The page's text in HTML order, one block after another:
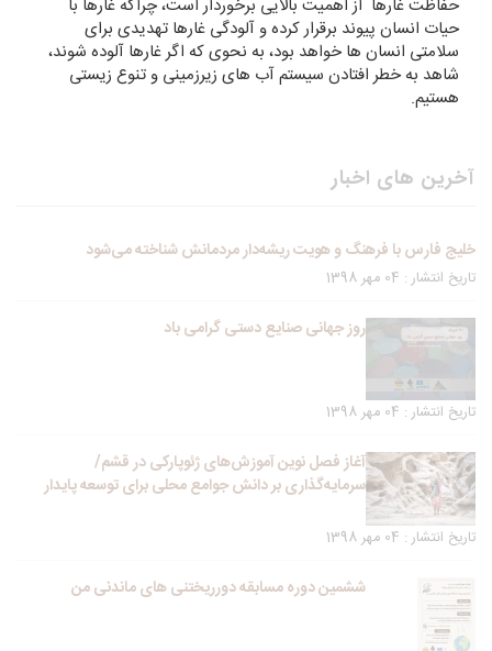
حفاظت غارها از اهمیت بالایی برخوردار است، چراکه غارها با
حیات انسان پیوند برقرار کرده و آلودگی غارها تهدیدی برای
سلامتی انسان ها خواهد بود، به نحوی که اگر غارها آلوده شوند،
شاهد به خطر افتادن سیستم آب های زیرزمینی و تنوع زیستی
هستیم.
آخرین های اخبار
خلیج فارس با فرهنگ و هویت ریشه‌دار مردمانش شناخته می‌شود
تاریخ انتشار : 04 مهر 1398
روز جهانی صنایع دستی گرامی باد
تاریخ انتشار : 04 مهر 1398
آغاز فصل نوین آموزش‌های ژئوپارکی در قشم/
سرمایه‌گذاری بر دانش جوامع محلی برای توسعه پایدار
تاریخ انتشار : 04 مهر 1398
ششمین دوره مسابقه دورریختنی های ماندنی من